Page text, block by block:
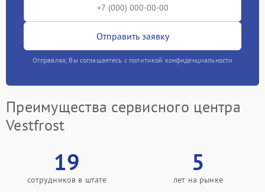
Отправить заявку
Отправляя, Вы соглашаетесь с политикой конфиденциальности
Преимущества сервисного центра
Vestfrost
19
сотрудников в штате
5
лет на рынке